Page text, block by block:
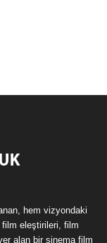
hem vizyondaki
film eleştirileri, film
alan bir sinema film